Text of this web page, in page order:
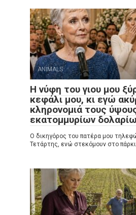
ANIMALS
Η νύφη του γιου μου
κεφάλι μου, κι εγώ
κληρονομιά τους
εκατομμυρίων
Ο δικηγόρος του πατέρα μου
Τετάρτης, ενώ στεκόμουν στο